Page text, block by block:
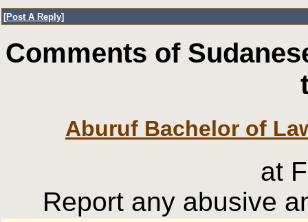
[Post A Reply]
Comments of
Aburuf Bachelor of
at
Report any abusive